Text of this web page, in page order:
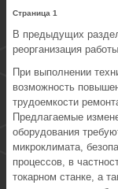
Страница 1
В предыдущих
реорганизация
При выполнении
возможность
трудоемкости
Предлагаемые
оборудования
микроклимата,
процессов, в
токарном станке, а